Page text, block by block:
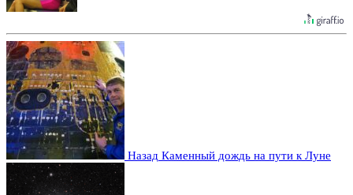
Назад Каменный дождь на пути к Луне